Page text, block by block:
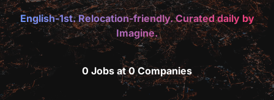
English-1st. Relocation-friendly. Curated daily by
Imagine.
0 Jobs at 0 Companies